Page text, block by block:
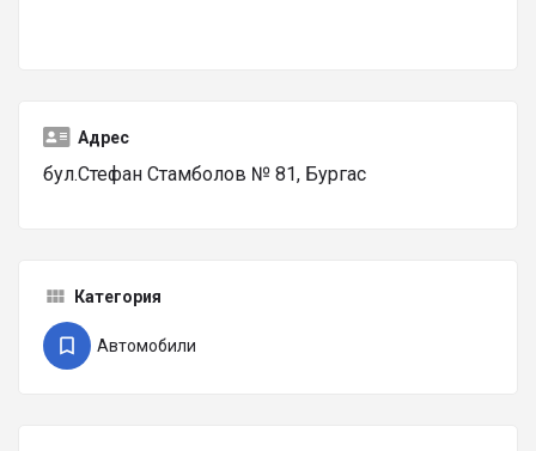
Адрес
бул.Стефан Стамболов № 81, Бургас
Категория
Автомобили